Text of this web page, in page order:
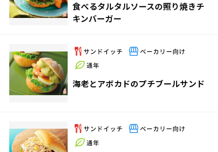
食べるタルタルソースの照り焼きチ
キンバーガー
海老とアボカドのプチブールサンド